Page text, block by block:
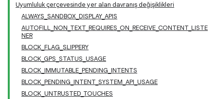
Uyumluluk çerçevesinde yer alan davranış değişiklikleri
ALWAYS_SANDBOX_DISPLAY_APIS
AUTOFILL_NON_TEXT_REQUIRES_ON_RECEIVE_CONTENT_LISTE
NER
BLOCK_FLAG_SLIPPERY
BLOCK_GPS_STATUS_USAGE
BLOCK_IMMUTABLE_PENDING_INTENTS
BLOCK_PENDING_INTENT_SYSTEM_API_USAGE
BLOCK_UNTRUSTED_TOUCHES